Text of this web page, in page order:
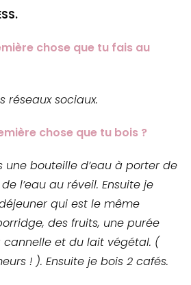
chose que tu fais au
réseaux sociaux.
chose que tu bois ?
une bouteille d’eau à porter de
l’eau au réveil. Ensuite je
qui est le même
des fruits, une purée
cannelle et du lait végétal. (
! ). Ensuite je bois 2 cafés.